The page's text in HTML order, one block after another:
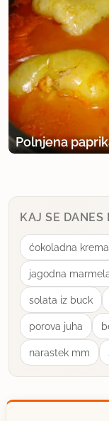
Polnjena
KAJ SE DANES
ćokoladna krema
jagodna
solata iz buck
porova juha
narastek mm